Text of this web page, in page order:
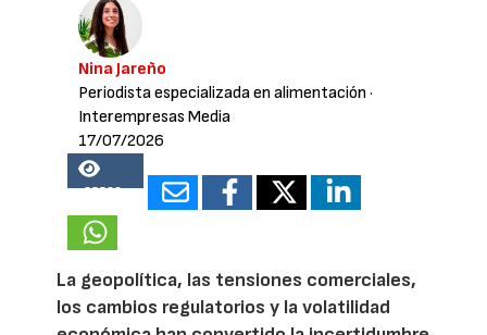
Nina Jareño
Periodista especializada en alimentación ·
Interempresas Media
17/07/2026
25538
La geopolítica, las tensiones comerciales,
los cambios regulatorios y la volatilidad